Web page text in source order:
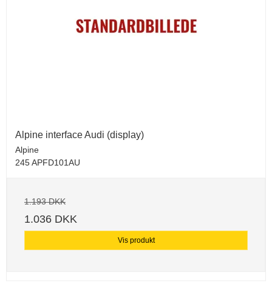
Alpine interface Audi (display)
Alpine
245 APFD101AU
1.193 DKK
1.036 DKK
Vis produkt